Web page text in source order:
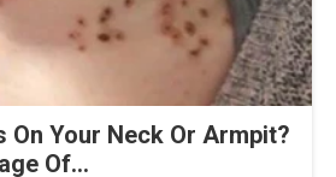
On Your Neck Or Armpit?
Of...